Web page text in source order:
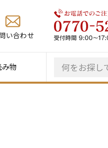
い合わせ
物